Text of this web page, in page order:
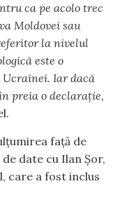
ca pe acolo trec
Moldovei sau
la nivelul
este o
Iar dacă
preia o declarație,
față de
date cu Ilan Șor,
care a fost inclus